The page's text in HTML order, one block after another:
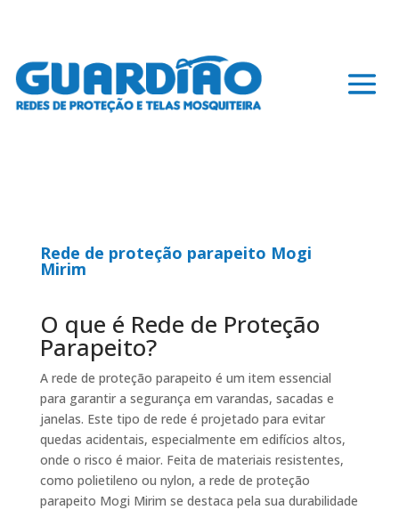
Rede de proteção parapeito Mogi
Mirim
O que é Rede de Proteção
Parapeito?
A rede de proteção parapeito é um item essencial
para garantir a segurança em varandas, sacadas e
janelas. Este tipo de rede é projetado para evitar
quedas acidentais, especialmente em edifícios altos,
onde o risco é maior. Feita de materiais resistentes,
como polietileno ou nylon, a rede de proteção
parapeito Mogi Mirim se destaca pela sua durabilidade